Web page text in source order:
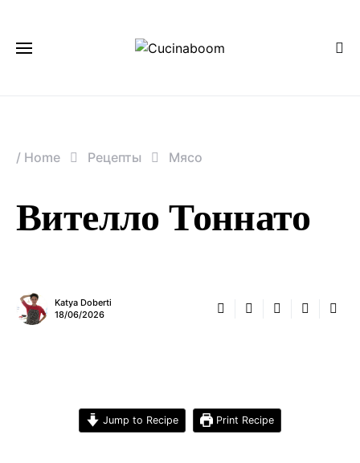
/ Home Рецепты Мясо
Вителло Тоннато
Katya Doberti
18/06/2026
Jump to Recipe Print Recipe